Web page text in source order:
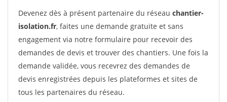
Devenez dès à présent partenaire du réseau chantier-
isolation.fr, faites une demande gratuite et sans
engagement via notre formulaire pour recevoir des
demandes de devis et trouver des chantiers. Une fois la
demande validée, vous recevrez des demandes de
devis enregistrées depuis les plateformes et sites de
tous les partenaires du réseau.